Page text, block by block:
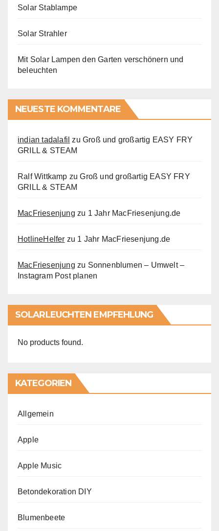
Solar Stablampe
Solar Strahler
Mit Solar Lampen den Garten verschönern und
beleuchten
NEUESTE KOMMENTARE
indian tadalafil zuGroß und großartig EASY FRY
GRILL & STEAM
Ralf Wittkamp zuGroß und großartig EASY FRY
GRILL & STEAM
MacFriesenjung zu 1 Jahr MacFriesenjung.de
HotlineHelfer zu 1 Jahr MacFriesenjung.de
MacFriesenjung zu Sonnenblumen – Umwelt –
Instagram Post planen
SOLARLEUCHTEN EMPFEHLUNG
No products found.
KATEGORIEN
Allgemein
Apple
Apple Music
Betondekoration DIY
Blumenbeete